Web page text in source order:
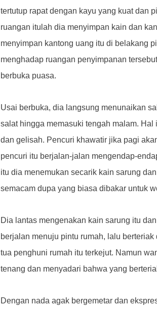
tertutup rapat dengan kayu yang kuat dan
ruangan itulah dia menyimpan kain dan
menyimpan kantong uang itu di belakang
menghadap ruangan penyimpanan
berbuka puasa.
Usai berbuka, dia langsung menunaikan
salat hingga memasuki tengah malam.
dan gelisah. Pencuri khawatir jika pagi
pencuri itu berjalan-jalan mengendap-
itu dia menemukan secarik kain sarung
semacam dupa yang biasa dibakar untuk
Dia lantas mengenakan kain sarung itu
berjalan menuju pintu rumah, lalu
tua penghuni rumah itu terkejut. Namun
tenang dan menyadari bahwa yang
Dengan nada agak bergemetar dan